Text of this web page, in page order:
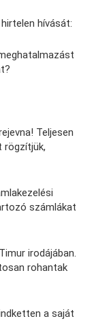
hívását:
Teljesen
rögzítjük,
számlákat
irodájában.
rohantak
a saját